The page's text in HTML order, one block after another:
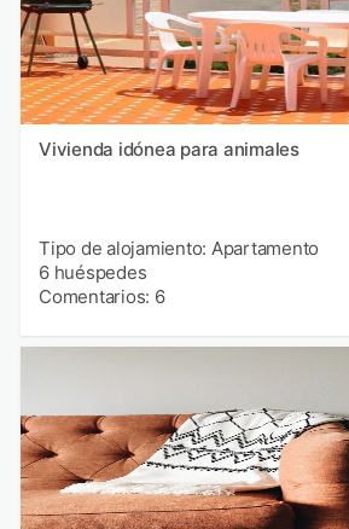
Vivienda idónea para animales
Tipo de alojamiento: Apartamento
6 huéspedes
Comentarios: 6